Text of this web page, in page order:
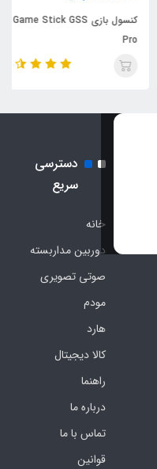
کنسول بازی Game Stick GSS
دسترسی
سریع
خانه
دوربین مداربسته
صوتی تصویری
مودم
هارد
کالا دیجیتال
راهنما
درباره ما
تماس با ما
قوانین